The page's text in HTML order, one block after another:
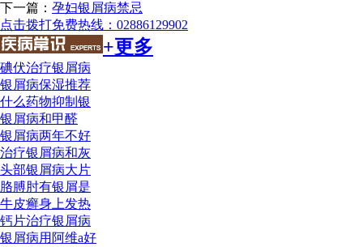
下一篇： 孕妇银屑病禁忌
点击拨打免费热线：02886129902
+更多
碘伏治疗银屑病
银屑病保湿推荐
什么药物抑制银
银屑病和甲醛
银屑病两年不好
治疗银屑病和灰
头部银屑病大片
胳膊肘有银屑是
牛皮癣身上发热
钙片治疗银屑病
银屑病用阿维a好